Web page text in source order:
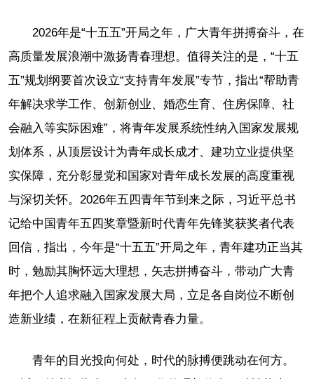
2026年是“十五五”开局之年，广大青年拼搏奋斗，在
高质量发展浪潮中激扬青春理想。值得关注的是，“十五
五”规划纲要首次设立“支持青年发展”专节，指出“帮助青
年解决求学工作、创新创业、婚恋生育、住房保障、社
会融入等实际困难”，将青年发展系统性纳入国家发展规
划体系，从顶层设计为青年成长成才、建功立业提供坚
实保障，充分彰显党和国家对青年成长发展的高度重视
与深切关怀。2026年五四青年节到来之际，习近平总书
记给中国青年五四奖章暨新时代青年先锋奖获奖者代表
回信，指出，今年是“十五五”开局之年，青年建功正当其
时，勉励其胸怀远大理想，矢志拼搏奋斗，带动广大青
年把个人追求融入国家发展大局，立足各自岗位不断创
造新业绩，在新征程上贡献青春力量。
青年的目光投向何处，时代的脉搏便跳动在何方。